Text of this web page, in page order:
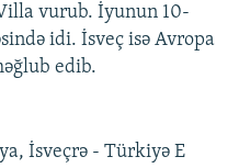
vurub. İyunun 10-
idi. İsveç isə Avropa
edib.
İsveçrə - Türkiyə E